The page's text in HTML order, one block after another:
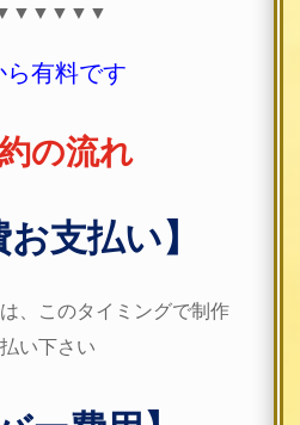
ら有料です
の流れ
お支払い】
、このタイミングで制作
い下さい